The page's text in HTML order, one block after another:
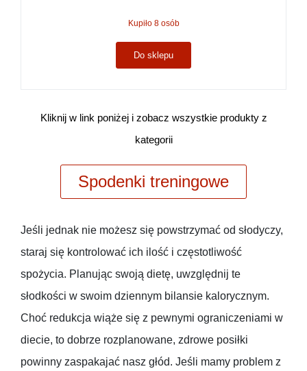
Kupiło 8 osób
Do sklepu
Kliknij w link poniżej i zobacz wszystkie produkty z
kategorii
Spodenki treningowe
Jeśli jednak nie możesz się powstrzymać od słodyczy,
staraj się kontrolować ich ilość i częstotliwość
spożycia. Planując swoją dietę, uwzględnij te
słodkości w swoim dziennym bilansie kalorycznym.
Choć redukcja wiąże się z pewnymi ograniczeniami w
diecie, to dobrze rozplanowane, zdrowe posiłki
powinny zaspakajać nasz głód. Jeśli mamy problem z